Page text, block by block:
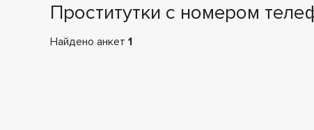
Проститутки с номером
Найдено анкет 1